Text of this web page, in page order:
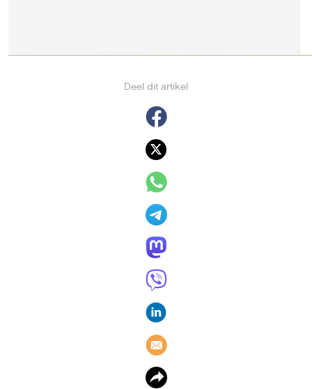
Deel dit artikel